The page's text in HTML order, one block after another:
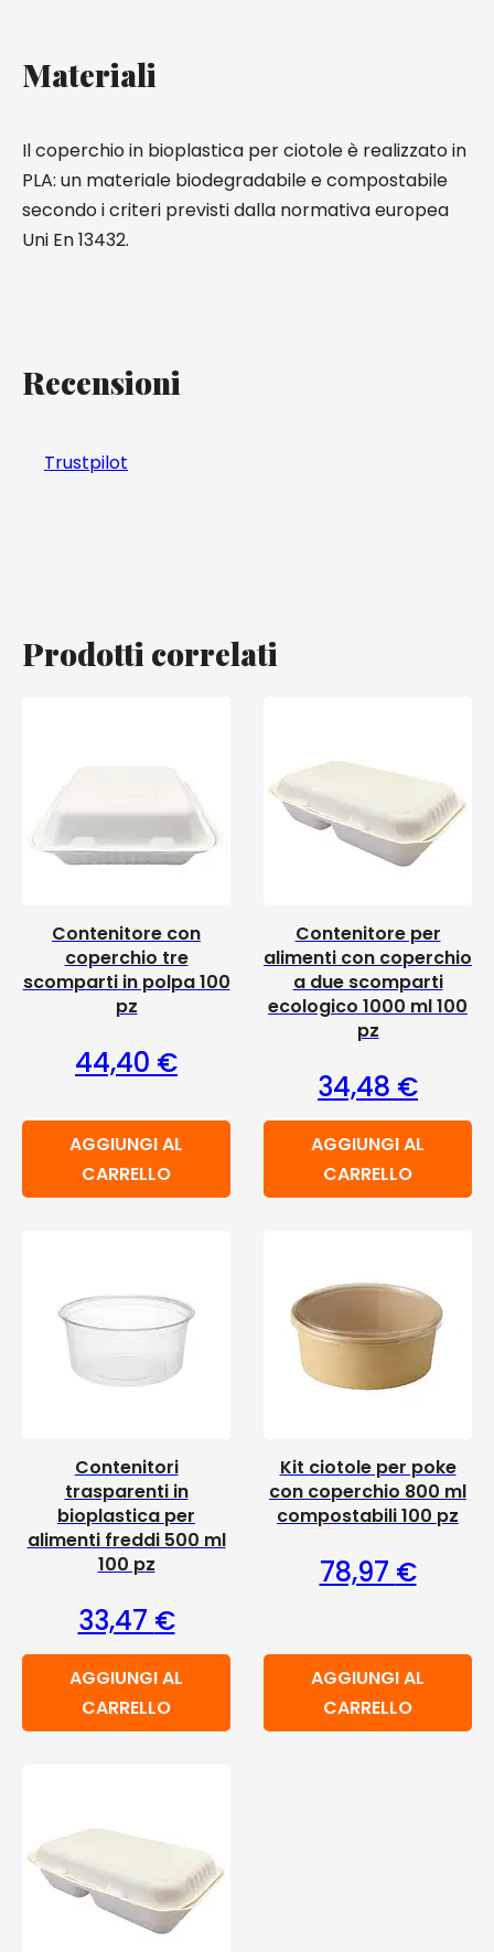
Materiali
Il coperchio in bioplastica per ciotole è realizzato in
PLA: un materiale biodegradabile e compostabile
secondo i criteri previsti dalla normativa europea
Uni En 13432.
Recensioni
Trustpilot
Prodotti correlati
Contenitore con
coperchio tre
scomparti in polpa 100
pz
44,40 €
AGGIUNGI AL
CARRELLO
Contenitore per
alimenti con coperchio
a due scomparti
ecologico 1000 ml 100
pz
34,48 €
AGGIUNGI AL
CARRELLO
Contenitori
trasparenti in
bioplastica per
alimenti freddi 500 ml
100 pz
33,47 €
AGGIUNGI AL
CARRELLO
Kit ciotole per poke
con coperchio 800 ml
compostabili 100 pz
78,97 €
AGGIUNGI AL
CARRELLO